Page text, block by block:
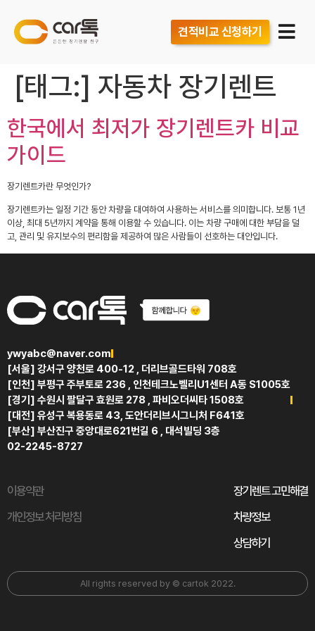
견적비교 신청하기
[태그:] 자동차 장기렌트
한국에서 최저가 장기렌트카 비교
가이드
장기렌트카란 무엇인가?
장기렌트카는 일정 기간 동안 차량을 대여하여 사용하는 서비스를 의미합니다. 보통 1년
이상, 최대 5년까지 계약을 통해 이용할 수 있습니다. 이는 차량 구매에 대한 부담을 덜
고, 관리 및 유지보수의 편리함을 제공하여 많은 사람들이 선호하는 대안입니다.
ywyabc@naver.com
[서울] 강서구 양천로 400-12 , 더리브골드타워 708호
[인천] 부평구 주부토로 236 , 인천테크노벨리U1센터 A동 S1005호
[경기] 수원시 팔달구 효원로 278 , 파비오더씨타 1508호
[대전] 유성구 복용동로 43, 도안더리브시그니처 F641호
[부산] 부산진구 중앙대로621번길 6 , 대석빌딩 3층
02-2245-8727
이용약관
개인정보 처리방침
장기렌트 고민해결
차량정보
상담하기
All rights reserved by © cartok 2022.